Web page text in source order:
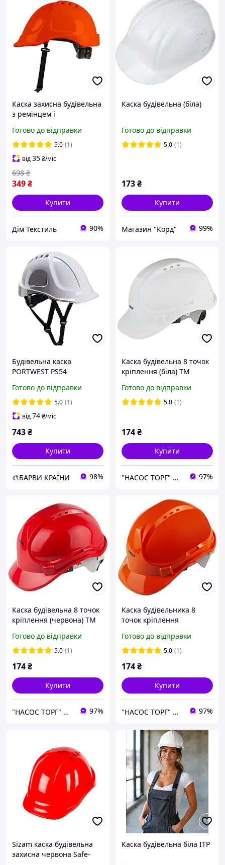
Каска захисна будівельна
з ремінцем і
ля робочих і
будівельників
Готово до відправки
5.0 (1)
від35₴/міс
349₴
698 ₴
Купити
Дім Текстиль 90%
Каска будівельна (біла)
Готово до відправки
5.0 (1)
173₴
Купити
Магазин "Корд" 99%
Будівельна каска
PORTWEST PS54
Готово до відправки
5.0 (1)
від74₴/міс
743₴
Купити
🎨БАРВИ КРАЇНИ 98%
Каска будівельна 8 точок
кріплення (біла) ТМ
Готово до відправки
5.0 (1)
174₴
Купити
"НАСОС ТОРГ" Насосне обладнання, інструменти, освітлення 97%
Каска будівельна 8 точок
кріплення (червона) ТМ
Готово до відправки
5.0 (1)
174₴
Купити
"НАСОС ТОРГ" Насосне обладнання, інструменти, освітлення 97%
Каска будівельника 8
точок кріплення
Готово до відправки
5.0 (1)
174₴
Купити
"НАСОС ТОРГ" Насосне обладнання, інструменти, освітлення 97%
Sizam каска будівельна
захисна червона Safe-
Каска будівельна біла ІТР